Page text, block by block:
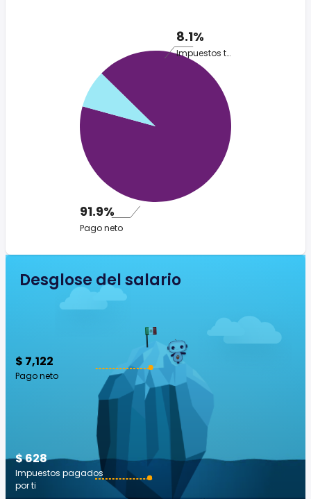
8.1%
Impuestos totales
91.9%
Pago neto
Desglose del salario
$ 7,122
Pago neto
$ 628
Impuestos pagados
por ti